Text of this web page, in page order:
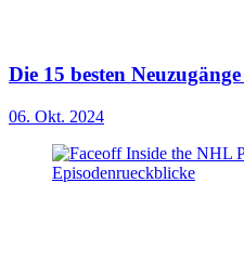
Die 15 besten
06. Okt. 2024